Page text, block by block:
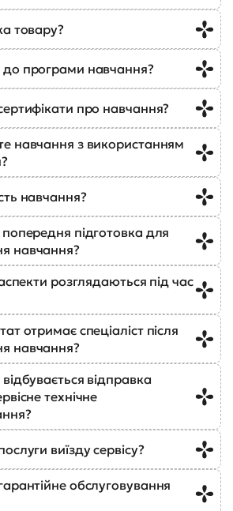
товару?
програми навчання?
про навчання?
навчання з використанням
навчання?
підготовка для
навчання?
аспекти розглядаються під час
отримає спеціаліст після
навчання?
відправка
технічне
виїзду сервісу?
обслуговування